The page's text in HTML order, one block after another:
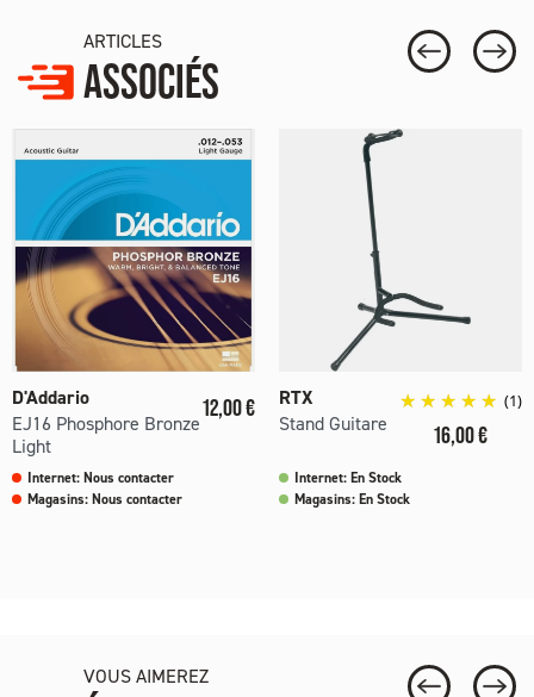
ARTICLES
ASSOCIÉS
D'Addario
EJ16 Phosphore Bronze
Light
Prix
12,00 €
Internet: Nous contacter
Magasins: Nous contacter
RTX
Stand Guitare
(1)
Prix
16,00 €
Internet: En Stock
Magasins: En Stock
VOUS AIMEREZ